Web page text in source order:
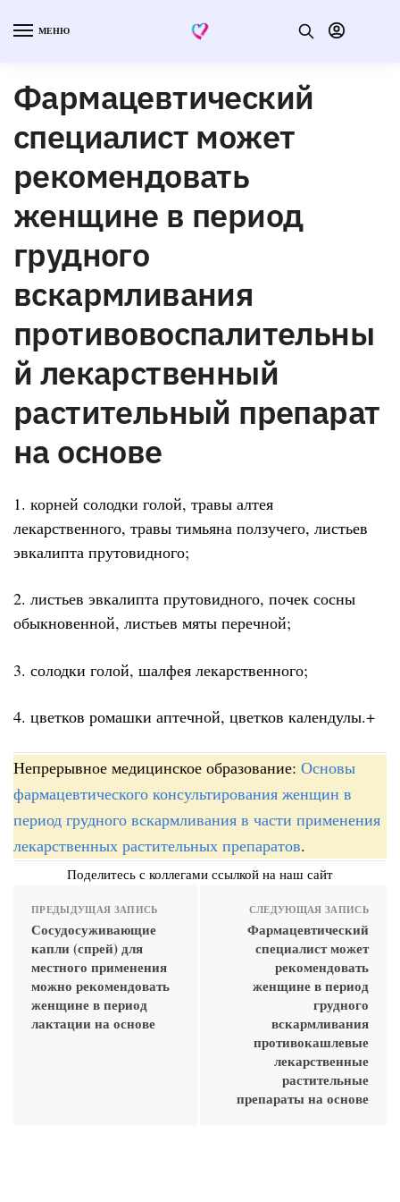
МЕНЮ
Фармацевтический
специалист может
рекомендовать
женщине в период
грудного
вскармливания
противовоспалительны
й лекарственный
растительный препарат
на основе
1. корней солодки голой, травы алтея
лекарственного, травы тимьяна ползучего, листьев
эвкалипта прутовидного;
2. листьев эвкалипта прутовидного, почек сосны
обыкновенной, листьев мяты перечной;
3. солодки голой, шалфея лекарственного;
4. цветков ромашки аптечной, цветков календулы.+
Непрерывное медицинское образование: Основы
фармацевтического консультирования женщин в
период грудного вскармливания в части применения
лекарственных растительных препаратов.
Поделитесь с коллегами ссылкой на наш сайт
ПРЕДЫДУЩАЯ ЗАПИСЬ
Сосудосуживающие
капли (спрей) для
местного применения
можно рекомендовать
женщине в период
лактации на основе
СЛЕДУЮЩАЯ ЗАПИСЬ
Фармацевтический
специалист может
рекомендовать
женщине в период
грудного
вскармливания
противокашлевые
лекарственные
растительные
препараты на основе